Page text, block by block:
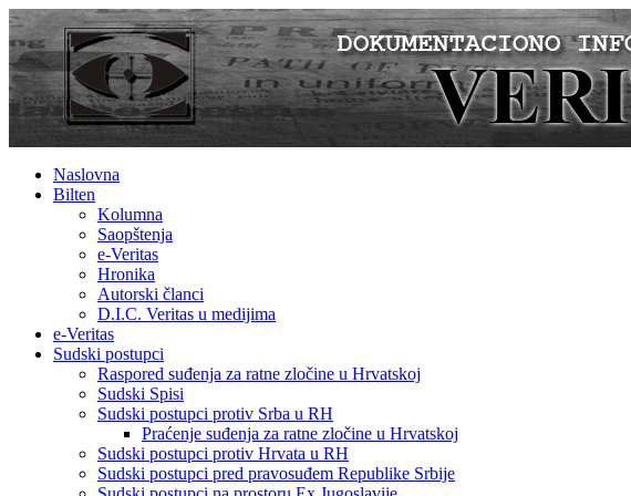
Naslovna
Bilten
Kolumna
Saopštenja
e-Veritas
Hronika
Autorski članci
D.I.C. Veritas u medijima
e-Veritas
Sudski postupci
Raspored suđenja za ratne zločine u Hrvatskoj
Sudski Spisi
Sudski postupci protiv Srba u RH
Praćenje suđenja za ratne zločine u Hrvatskoj
Sudski postupci protiv Hrvata u RH
Sudski postupci pred pravosuđem Republike Srbije